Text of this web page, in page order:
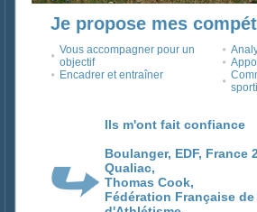
Je propose mes
Vous accompagner pour un
objectif
Encadrer et entraîner
Ils m'ont fait confiance
Boulanger, EDF, France
Qualiac,
Thomas Cook,
Fédération Française